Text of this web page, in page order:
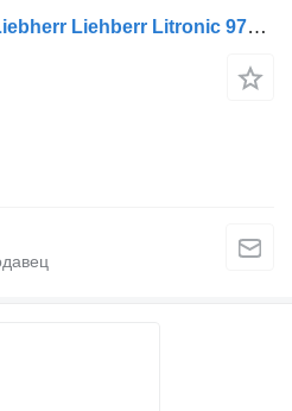
Бортовой компьютер Liebherr Liehberr Litronic 975771901 для грузовика